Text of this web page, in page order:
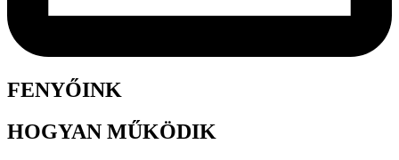
FENYŐINK
HOGYAN MŰKÖDIK